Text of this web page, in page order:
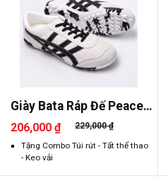
Giày Bata Ráp Đế Peace
2026
206,000 ₫ 229,000 ₫
Tặng Combo Túi rút - Tất thể thao
- Keo vải